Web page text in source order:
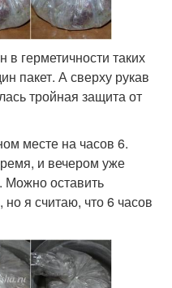
в герметичности таких
пакет. А сверху рукав
тройная защита от
месте на часов 6.
и вечером уже
Можно оставить
я считаю, что 6 часов